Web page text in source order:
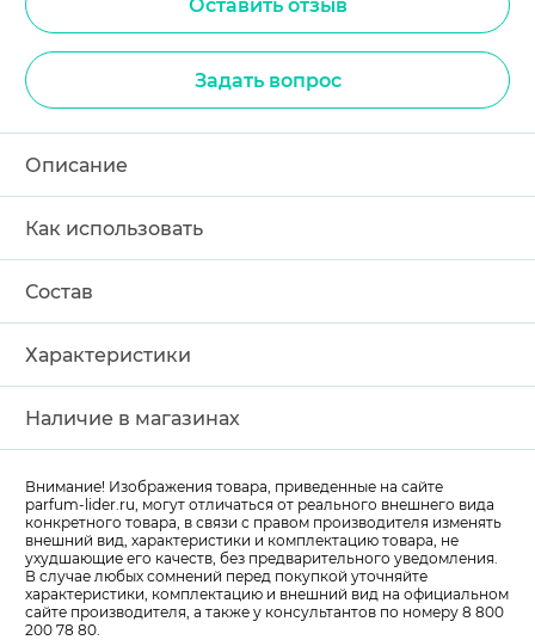
Оставить отзыв
Задать вопрос
Описание
Как использовать
Состав
Характеристики
Наличие в магазинах
Внимание! Изображения товара, приведенные на сайте
parfum-lider.ru, могут отличаться от реального внешнего вида
конкретного товара, в связи с правом производителя изменять
внешний вид, характеристики и комплектацию товара, не
ухудшающие его качеств, без предварительного уведомления.
В случае любых сомнений перед покупкой уточняйте
характеристики, комплектацию и внешний вид на официальном
сайте производителя, а также у консультантов по номеру 8 800
200 78 80.